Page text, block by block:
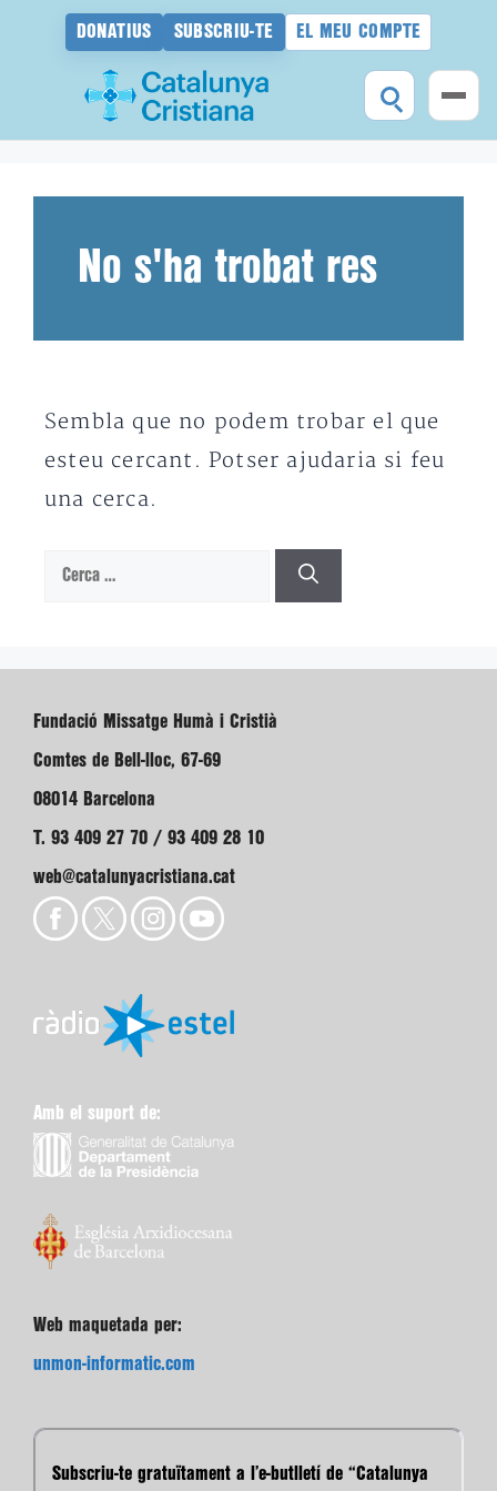
DONATIUS SUBSCRIU-TE EL MEU COMPTE
No s'ha trobat res
Sembla que no podem trobar el que
esteu cercant. Potser ajudaria si feu
una cerca.
Cerca:
Fundació Missatge Humà i Cristià
Comtes de Bell-lloc, 67-69
08014 Barcelona
T. 93 409 27 70 / 93 409 28 10
web@catalunyacristiana.cat
Amb el suport de:
Web maquetada per:
unmon-informatic.com
Subscriu-te gratuïtament a l’e-butlletí de “Catalunya